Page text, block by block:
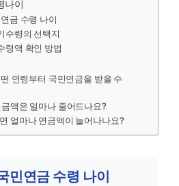
나이
금 수령 나이
수령의 선택지
령액 확인 방법
연령부터 국민연금을 받을 수
액은 얼마나 줄어드나요?
얼마나 연금액이 늘어나나요?
민연금 수령 나이